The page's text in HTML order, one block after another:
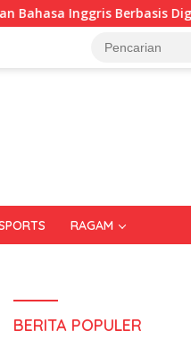
Berbasis Digital Lewat
RAGAM
BERITA POPULER